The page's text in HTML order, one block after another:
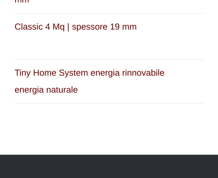
Classic 4 Mq | spessore 19 mm
Tiny Home System energia rinnovabile
energia naturale